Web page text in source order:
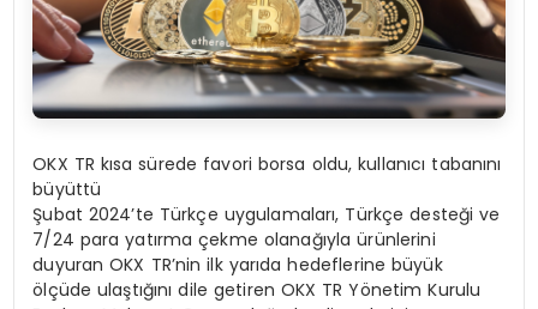
OKX TR kısa sürede favori borsa oldu, kullanıcı tabanını
büyüttü
Şubat 2024’te Türkçe uygulamaları, Türkçe desteği ve
7/24 para yatırma çekme olanağıyla ürünlerini
duyuran OKX TR’nin ilk yarıda hedeflerine büyük
ölçüde ulaştığını dile getiren OKX TR Yönetim Kurulu